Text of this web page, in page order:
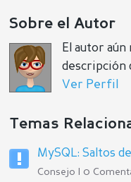
Sobre el Autor
El autor aún
descripción
Ver Perfil
Temas
MySQL: Saltos
Consejo | 0